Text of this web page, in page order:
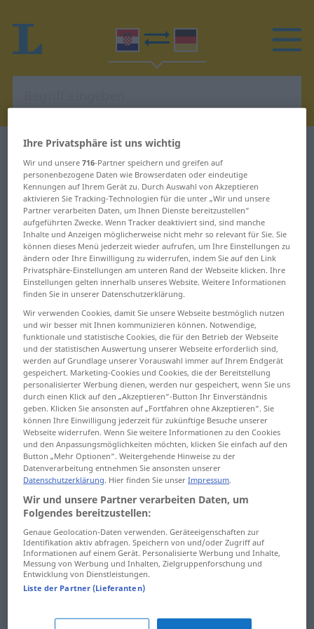
Kroatisch-Deutsch Wörterbuch
Kroatisch-Deutsch Wörterbuch
Kroatisch – eine identitätsstiftende
Sprache
Kroatisch hat viele Gemeinsamkeiten mit dem
Serbischen und Bosnischen, weshalb es an
Universitäten auch häufig gemeinsam als „BKS“ im
Bereich Slawistik gelehrt wird. Nichtsdestoweniger ist
das Kroatische eine eigenständige Sprache, der
gerade im Zuge der politischen Entwicklungen der
jüngeren Vergangenheit eine identitätsstiftende
Bedeutung zukommt. Zudem ist Kroatien seit 2013
Mitglied der Europäischen Union und das Kroatische
Ihre Privatsphäre ist uns wichtig
Wir und unsere716-Partner speichern und greifen auf
personenbezogene Daten wie Browserdaten oder eindeutige
Kennungen auf Ihrem Gerät zu. Durch Auswahl von Akzeptieren
aktivieren Sie Tracking-Technologien für die unter „Wir und unsere
Partner verarbeiten Daten, um Ihnen Dienste bereitzustellen“
aufgeführten Zwecke. Wenn Tracker deaktiviert sind, sind manche
Inhalte und Anzeigen möglicherweise nicht mehr so relevant für Sie. Sie
können dieses Menü jederzeit wieder aufrufen, um Ihre Einstellungen zu
ändern oder Ihre Einwilligung zu widerrufen, indem Sie auf den Link
Privatsphäre-Einstellungen am unteren Rand der Webseite klicken. Ihre
Einstellungen gelten innerhalb unseres Website. Weitere Informationen
finden Sie in unserer Datenschutzerklärung.
Wir verwenden Cookies, damit Sie unsere Webseite bestmöglich nutzen
und wir besser mit Ihnen kommunizieren können. Notwendige,
funktionale und statistische Cookies, die für den Betrieb der Webseite
und der statistischen Auswertung unserer Webseite erforderlich sind,
werden auf Grundlage unserer Vorauswahl immer auf Ihrem Endgerät
gespeichert. Marketing-Cookies und Cookies, die der Bereitstellung
personalisierter Werbung dienen, werden nur gespeichert, wenn Sie uns
durch einen Klick auf den „Akzeptieren“-Button Ihr Einverständnis
geben. Klicken Sie ansonsten auf „Fortfahren ohne Akzeptieren“. Sie
können Ihre Einwilligung jederzeit für zukünftige Besuche unserer
Webseite widerrufen. Wenn Sie weitere Informationen zu den Cookies
und den Anpassungsmöglichkeiten möchten, klicken Sie einfach auf den
Button „Mehr Optionen“. Weitergehende Hinweise zu der
Datenverarbeitung entnehmen Sie ansonsten unserer
Datenschutzerklärung. Hier finden Sie unserImpressum.
Wir und unsere Partner verarbeiten Daten, um
Folgendes bereitzustellen:
Genaue Geolocation-Daten verwenden. Geräteeigenschaften zur
Identifikation aktiv abfragen. Speichern von und/oder Zugriff auf
Informationen auf einem Gerät. Personalisierte Werbung und Inhalte,
Messung von Werbung und Inhalten, Zielgruppenforschung und
Entwicklung von Dienstleistungen.
Liste der Partner (Lieferanten)